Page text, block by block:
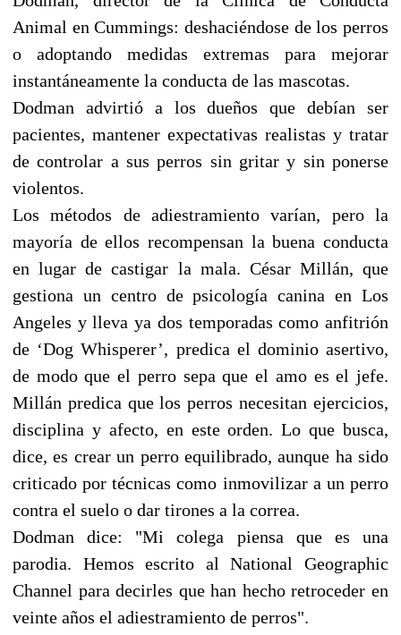
Animal en Cummings: deshaciéndose de los perros
o adoptando medidas extremas para mejorar
instantáneamente la conducta de las mascotas.
Dodman advirtió a los dueños que debían ser
pacientes, mantener expectativas realistas y tratar
de controlar a sus perros sin gritar y sin ponerse
violentos.
Los métodos de adiestramiento varían, pero la
mayoría de ellos recompensan la buena conducta
en lugar de castigar la mala. César Millán, que
gestiona un centro de psicología canina en Los
Angeles y lleva ya dos temporadas como anfitrión
de ‘Dog Whisperer’, predica el dominio asertivo,
de modo que el perro sepa que el amo es el jefe.
Millán predica que los perros necesitan ejercicios,
disciplina y afecto, en este orden. Lo que busca,
dice, es crear un perro equilibrado, aunque ha sido
criticado por técnicas como inmovilizar a un perro
contra el suelo o dar tirones a la correa.
Dodman dice: "Mi colega piensa que es una
parodia. Hemos escrito al National Geographic
Channel para decirles que han hecho retroceder en
veinte años el adiestramiento de perros".